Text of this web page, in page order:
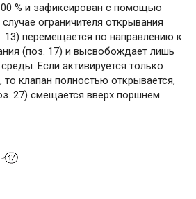
% и зафиксирован с помощью
ограничителя открывания
13) перемещается по направлению к
(поз. 17) и высвобождает лишь
Если активируется только
то клапан полностью открывается,
27) смещается вверх поршнем